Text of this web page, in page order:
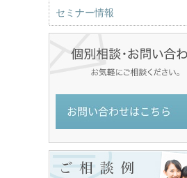
セミナー情報